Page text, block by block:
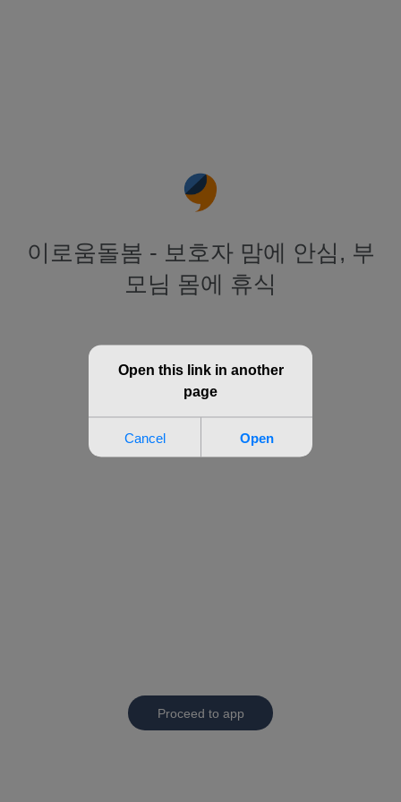
이로움돌봄 - 보호자 맘에 안심, 부
모님 몸에 휴식
Proceed to app